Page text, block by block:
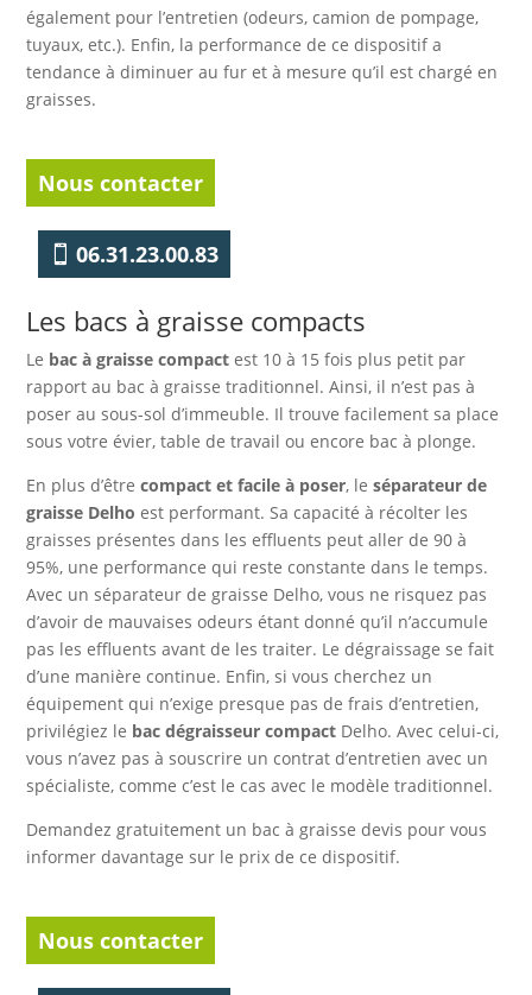
également pour l’entretien (odeurs, camion de pompage,
tuyaux, etc.). Enfin, la performance de ce dispositif a
tendance à diminuer au fur et à mesure qu’il est chargé en
graisses.
Nous contacter
06.31.23.00.83
Les bacs à graisse compacts
Le bac à graisse compact est 10 à 15 fois plus petit par
rapport au bac à graisse traditionnel. Ainsi, il n’est pas à
poser au sous-sol d’immeuble. Il trouve facilement sa place
sous votre évier, table de travail ou encore bac à plonge.
En plus d’êtrecompact et facile à poser, leséparateur de
graisse Delho est performant. Sa capacité à récolter les
graisses présentes dans les effluents peut aller de 90 à
95%, une performance qui reste constante dans le temps.
Avec un séparateur de graisse Delho, vous ne risquez pas
d’avoir de mauvaises odeurs étant donné qu’il n’accumule
pas les effluents avant de les traiter. Le dégraissage se fait
d’une manière continue. Enfin, si vous cherchez un
équipement qui n’exige presque pas de frais d’entretien,
privilégiez le bac dégraisseur compact Delho. Avec celui-ci,
vous n’avez pas à souscrire un contrat d’entretien avec un
spécialiste, comme c’est le cas avec le modèle traditionnel.
Demandez gratuitement un bac à graisse devis pour vous
informer davantage sur le prix de ce dispositif.
Nous contacter